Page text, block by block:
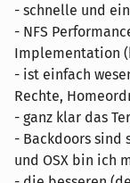
- schnelle und
- NFS
Implementation
- ist einfach
Rechte,
- ganz klar das
- Backdoors sind
und OSX bin ich